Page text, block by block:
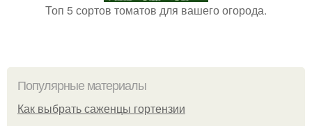
Топ 5 сортов томатов для вашего огорода.
Популярные материалы
Как выбрать саженцы гортензии